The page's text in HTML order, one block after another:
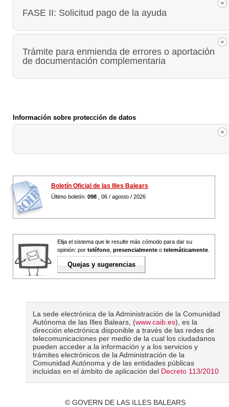
FASE II: Solicitud pago de la ayuda
Trámite para enmienda de errores o aportación
de documentación complementaria
Información sobre protección de datos
Boletín Oficial de las Illes Balears
Último boletín: 098 , 06 / agosto / 2026
Elija el sistema que le resulte más cómodo para dar su
opinión: por teléfono presencialmente o telemáticamente
Quejas y sugerencias
La sede electrónica de la Administración de la Comunidad
Autónoma de las Illes Balears, (www.caib.es), es la
dirección electrónica disponible a través de las redes de
telecomunicaciones per medio de la cual los ciudadanos
pueden acceder a la información y a los servicios y
trámites electrónicos de la Administración de la
Comunidad Autónoma y de las entidades públicas
incluidas en el ámbito de aplicación del Decreto 113/2010
© GOVERN DE LAS ILLES BALEARS